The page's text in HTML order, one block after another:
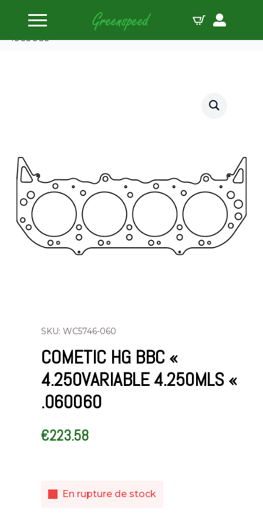
Accueil
Tête de joints
Cometic HG BBC « 4.250variable 4.250MLS «
.060060
SKU: WC5746-060
COMETIC HG BBC «
4.250VARIABLE 4.250MLS «
.060060
€223.58
En rupture de stock